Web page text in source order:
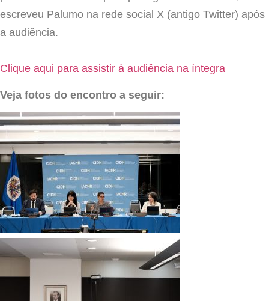
escreveu Palumo na rede social X (antigo Twitter) após
a audiência.
Clique aqui para assistir à audiência na íntegra
Veja fotos do encontro a seguir: